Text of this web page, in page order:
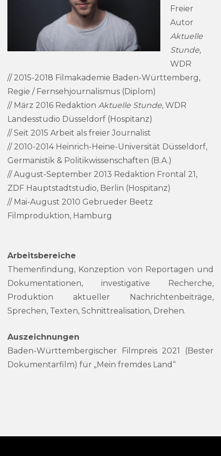
Freier
Autor
Aktuelle
Stunde,
WDR
// 2015-2018 Filmakademie Baden-Württemberg,
Regie / Fernsehjournalismus (Diplom)
// März 2016 Redaktion Aktuelle Stunde, WDR
Landesstudio Düsseldorf (Hospitanz)
// Seit 2015 Arbeit als freier Journalist
// 2010-2014 Heinrich-Heine-Universität Düsseldorf,
Germanistik & Politikwissenschaften (B.A.)
// August-September 2013 Redaktion Frontal 21,
ZDF Hauptstadtstudio, Berlin (Hospitanz)
// Mai-August 2010 Gebrueder Beetz
Filmproduktion, Hamburg
Arbeitsbereiche
Themenfindung, Konzeption von Reportagen und
Dokumentationen, investigative Recherche,
Produktion aktueller Nachrichtenbeiträge,
Sprechen, Texten, Schnittrealisation, Drehen.
Auszeichnungen
Baden-Württembergischer Filmpreis 2021 (Bester
Dokumentarfilm) für „Mein fremdes Land“